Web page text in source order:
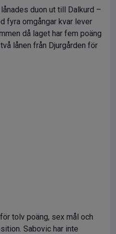
duon ut till Dalkurd –
fyra omgångar kvar lever
då laget har fem poäng
lånen från Djurgården för
tolv poäng, sex mål och
Sabovic har inte